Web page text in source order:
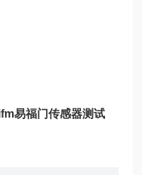
易福门传感器测试